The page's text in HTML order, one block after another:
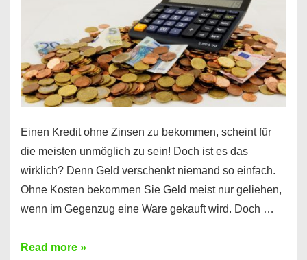
erfahren
Sie
es
Einen Kredit ohne Zinsen zu bekommen, scheint für
die meisten unmöglich zu sein! Doch ist es das
wirklich? Denn Geld verschenkt niemand so einfach.
Ohne Kosten bekommen Sie Geld meist nur geliehen,
wenn im Gegenzug eine Ware gekauft wird. Doch …
Einen
Read more »